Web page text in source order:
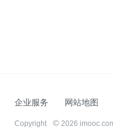
企业服务 网站地图
Copyright 2026